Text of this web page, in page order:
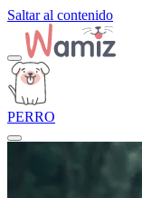
Saltar al contenido
PERRO